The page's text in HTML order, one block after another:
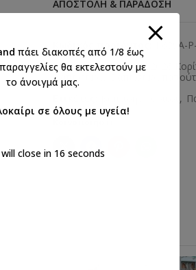
ΑΠΟΣΤΟΛΉ & ΠΑΡΆΔΟΣΗ
Κωδικός προϊόντος:
K639A-
Κατηγορίες:Everkid 2026
Βαπτιστικά
Βαπτιστικά
,
πάει διακοπές από 1/8 έως
θα εκτελεστούν με
το άνοιγμά μας.
σε όλους με υγεία!
close in 15 seconds